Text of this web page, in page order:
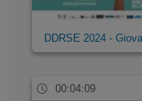
DDRSE 2024 -
00:04:09